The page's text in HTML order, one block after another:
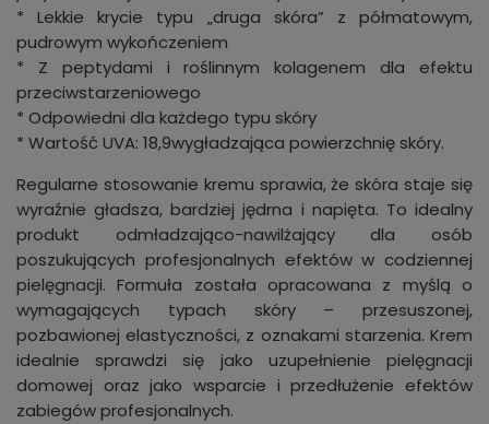
* Lekkie krycie typu „druga skóra” z półmatowym,
pudrowym wykończeniem
* Z peptydami i roślinnym kolagenem dla efektu
przeciwstarzeniowego
* Odpowiedni dla każdego typu skóry
* Wartość UVA: 18,9wygładzająca powierzchnię skóry.
Regularne stosowanie kremu sprawia, że skóra staje się
wyraźnie gładsza, bardziej jędrna i napięta. To idealny
produkt odmładzająco-nawilżający dla osób
poszukujących profesjonalnych efektów w codziennej
pielęgnacji. Formuła została opracowana z myślą o
wymagających typach skóry – przesuszonej,
pozbawionej elastyczności, z oznakami starzenia. Krem
idealnie sprawdzi się jako uzupełnienie pielęgnacji
domowej oraz jako wsparcie i przedłużenie efektów
zabiegów profesjonalnych.